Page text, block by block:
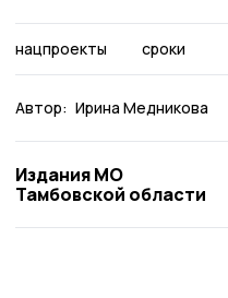
нацпроекты сроки
Автор: Ирина Медникова
Издания МО
Тамбовской области